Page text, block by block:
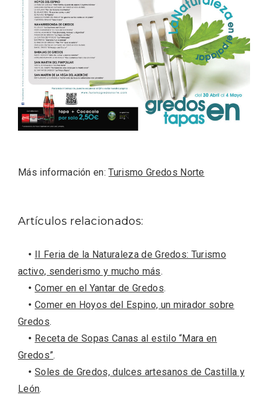
Más información en:Turismo Gredos Norte
Artículos relacionados:
• II Feria de la Naturaleza de Gredos: Turismo
activo, senderismo y mucho más.
• Comer en el Yantar de Gredos.
• Comer en Hoyos del Espino, un mirador sobre
Gredos.
• Receta de Sopas Canas al estilo “Mara en
Gredos”.
• Soles de Gredos, dulces artesanos de Castilla y
León.
Velay, una imagen renovada para el
vermouth de Valladolid
El Espinar, un pueblo oculto de la Sierra
de Guadarrama en su vertiente
segoviana